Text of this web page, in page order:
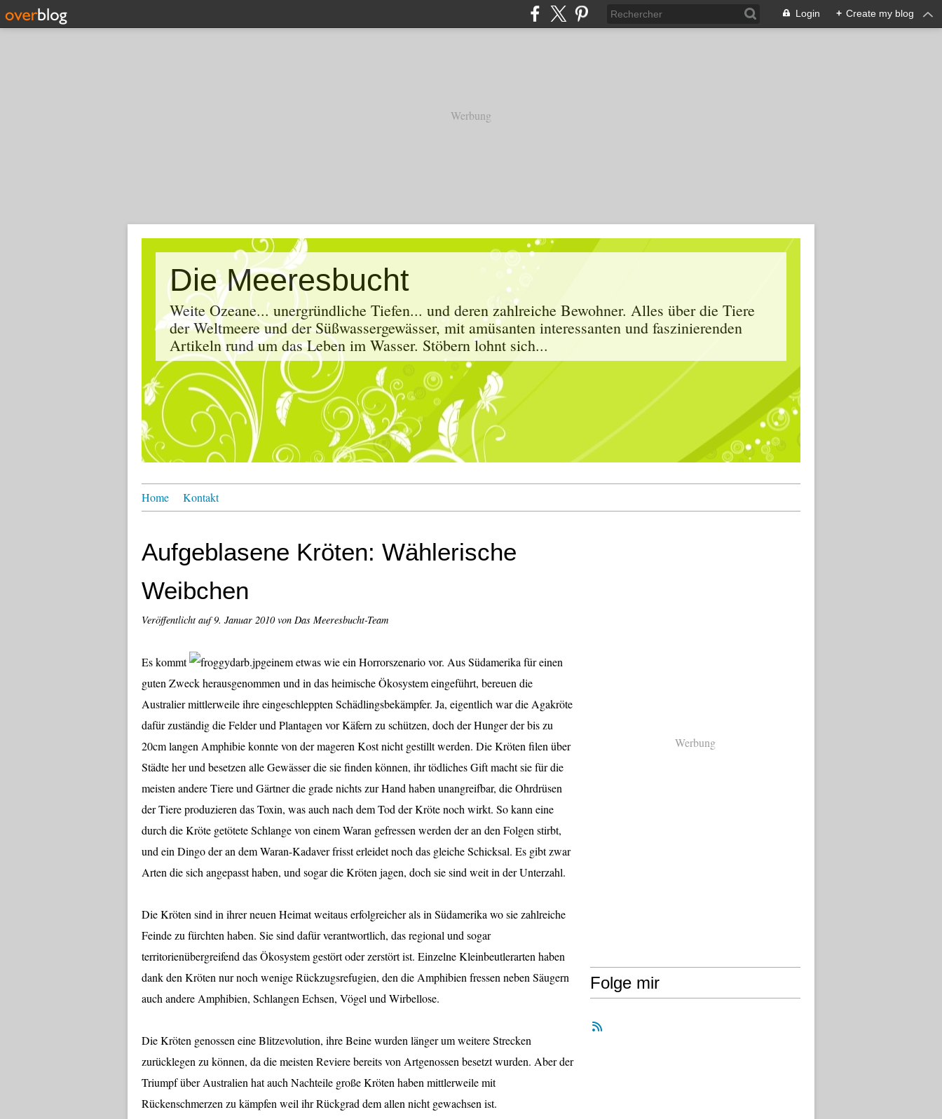
Login + Create my blog
Werbung
Die Meeresbucht
Weite Ozeane... unergründliche Tiefen... und deren zahlreiche Bewohner. Alles über die Tiere
der Weltmeere und der Süßwassergewässer, mit amüsanten interessanten und faszinierenden
Artikeln rund um das Leben im Wasser. Stöbern lohnt sich...
Home Kontakt
Aufgeblasene Kröten: Wählerische
Weibchen
Veröffentlicht auf9. Januar 2010von Das Meeresbucht-Team
Es kommt
einem etwas wie ein Horrorszenario vor. Aus Südamerika für einen
guten Zweck herausgenommen und in das heimische Ökosystem eingeführt, bereuen die
Australier mittlerweile ihre eingeschleppten Schädlingsbekämpfer. Ja, eigentlich war die Agakröte
dafür zuständig die Felder und Plantagen vor Käfern zu schützen, doch der Hunger der bis zu
20cm langen Amphibie konnte von der mageren Kost nicht gestillt werden. Die Kröten filen über
Städte her und besetzen alle Gewässer die sie finden können, ihr tödliches Gift macht sie für die
meisten andere Tiere und Gärtner die grade nichts zur Hand haben unangreifbar, die Ohrdrüsen
der Tiere produzieren das Toxin, was auch nach dem Tod der Kröte noch wirkt. So kann eine
durch die Kröte getötete Schlange von einem Waran gefressen werden der an den Folgen stirbt,
und ein Dingo der an dem Waran-Kadaver frisst erleidet noch das gleiche Schicksal. Es gibt zwar
Arten die sich angepasst haben, und sogar die Kröten jagen, doch sie sind weit in der Unterzahl.
Die Kröten sind in ihrer neuen Heimat weitaus erfolgreicher als in Südamerika wo sie zahlreiche
Feinde zu fürchten haben. Sie sind dafür verantwortlich, das regional und sogar
territorienübergreifend das Ökosystem gestört oder zerstört ist. Einzelne Kleinbeutlerarten haben
dank den Kröten nur noch wenige Rückzugsrefugien, den die Amphibien fressen neben Säugern
auch andere Amphibien, Schlangen Echsen, Vögel und Wirbellose.
Die Kröten genossen eine Blitzevolution, ihre Beine wurden länger um weitere Strecken
zurücklegen zu können, da die meisten Reviere bereits von Artgenossen besetzt wurden. Aber der
Triumpf über Australien hat auch Nachteile große Kröten haben mittlerweile mit
Rückenschmerzen zu kämpfen weil ihr Rückgrad dem allen nicht gewachsen ist.
Werbung
Folge mir